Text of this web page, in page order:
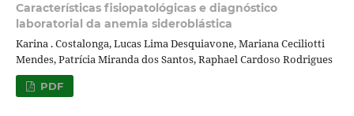
Características fisiopatológicas e diagnóstico
laboratorial da anemia sideroblástica
Karina . Costalonga, Lucas Lima Desquiavone, Mariana Ceciliotti
Mendes, Patrícia Miranda dos Santos, Raphael Cardoso Rodrigues
PDF